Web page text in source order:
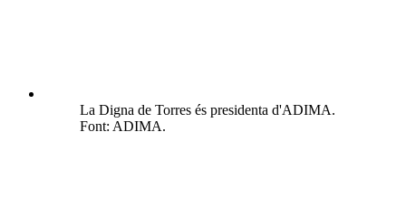
La Digna de Torres és presidenta d'ADIMA.
Font: ADIMA.